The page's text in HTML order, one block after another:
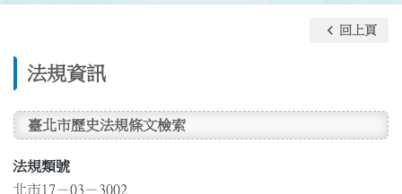
法規資訊
keyboard_arrow_left 回上頁
臺北市歷史法規條文檢索
法規類號
北市17－03－3002